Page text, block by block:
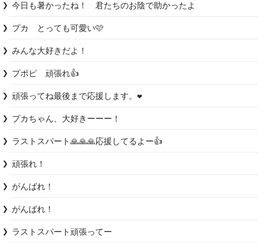
今日も暑かったね！　君たちのお陰で助かったよ
プカ　とっても可愛い🩷
みんな大好きだよ！
プポピ　頑張れ👍
頑張ってね最後まで応援します。❤️
プカちゃん、大好きーーー！
ラストスパート🙏🙏🙏応援してるよー👍
頑張れ！
がんばれ！
がんばれ！
ラストスパート頑張ってー